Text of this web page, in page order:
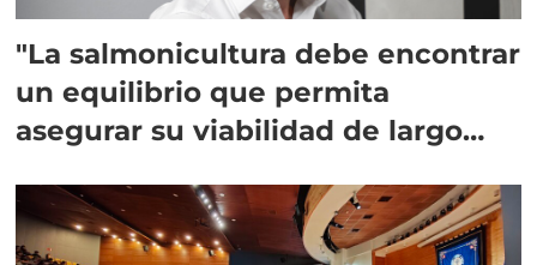
"La salmonicultura debe encontrar
un equilibrio que permita
asegurar su viabilidad de largo